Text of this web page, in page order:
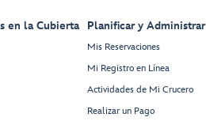
en la Cubierta Planificar y Administrar
Mis Reservaciones
Mi Registro en Línea
Actividades de Mi Crucero
Realizar un Pago